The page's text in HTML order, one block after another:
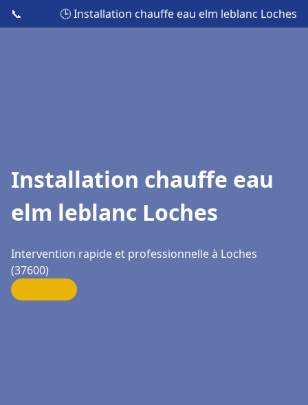
📞 🕒 Installation chauffe eau elm leblanc Loches
Installation chauffe eau
elm leblanc Loches
Intervention rapide et professionnelle à Loches
(37600)